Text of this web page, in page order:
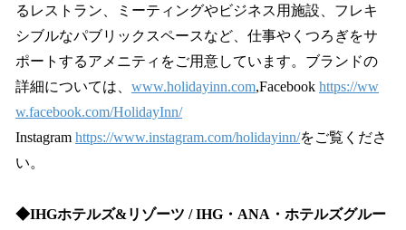
るレストラン、ミーティングやビジネス用施設、フレキ
シブルなパブリックスペースなど、仕事やくつろぎをサ
ポートするアメニティをご用意しています。ブランドの
詳細については、 www.holidayinn.com,Facebook https://ww
w.facebook.com/HolidayInn/
Instagram https://www.instagram.com/holidayinn/をご覧くださ
い。
◆IHGホテルズ&リゾーツ / IHG・ANA・ホテルズグルー